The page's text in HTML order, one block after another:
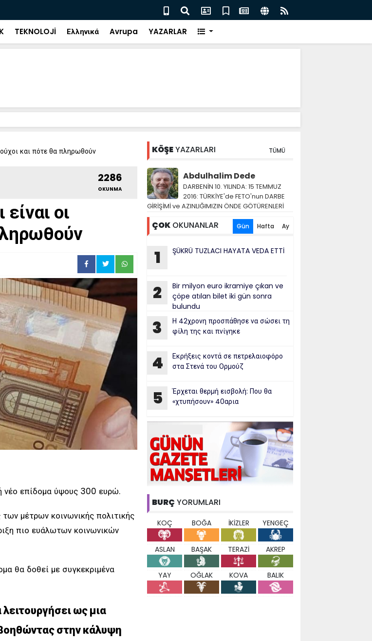
atılan bilet iki gün sonra
Salah transferi için İngiliz medyası ne diyor?
TEKNOLOJİ Ελληνικά Avrupa YAZARLAR
και πότε θα πληρωθούν
2286
OKUNMA
οι
νέο επίδομα ύψους 300 ευρώ.
μέτρων κοινωνικής πολιτικής
πιο ευάλωτων κοινωνικών
θα δοθεί με συγκεκριμένα
ως μια
στην κάλυψη
KÖŞEYAZARLARI TÜMÜ
Abdulhalim Dede
DARBENİN 10. YILINDA: 15 TEMMUZ
2016: TÜRKİYE'de FETO'nun DARBE
GİRİŞİMİ ve AZINLIĞIMIZIN ÖNDE GÖTÜRENLERİ
ÇOK OKUNANLAR Gün Hafta Ay
1 ŞÜKRÜ TUZLACI HAYATA VEDA ETTİ
2
Bir milyon euro ikramiye çıkan ve
çöpe atılan bilet iki gün sonra
bulundu
3
Η 42χρονη προσπάθησε να σώσει τη
φίλη της και πνίγηκε
4
Εκρήξεις κοντά σε πετρελαιοφόρο
στα Στενά του Ορμούζ
5
Έρχεται θερμή εισβολή: Που θα
«χτυπήσουν» 40αρια
BURÇ YORUMLARI
KOÇ BOĞA İKİZLER YENGEÇ
ASLAN BAŞAK TERAZİ AKREP
YAY OĞLAK KOVA BALIK